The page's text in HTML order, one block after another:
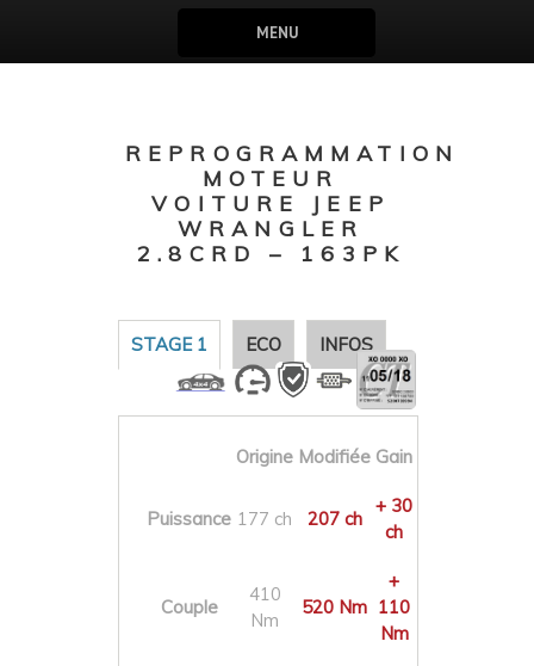
MENU
REPROGRAMMATION
MOTEUR
VOITURE JEEP
WRANGLER
2.8CRD – 163PK
STAGE 1 ECO INFOS
Origine Modifiée Gain
Puissance 177 ch 207 ch
+ 30
ch
Couple
410
Nm
520 Nm
+
110
Nm